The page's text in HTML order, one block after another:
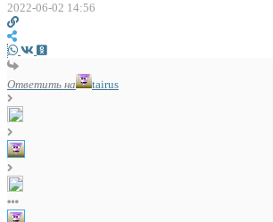
2022-06-02 14:56
Ответить на tairus